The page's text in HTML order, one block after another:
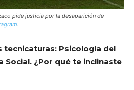
pide justicia por la desaparición de
.
tecnicaturas: Psicología del
Social. ¿Por qué te inclinaste